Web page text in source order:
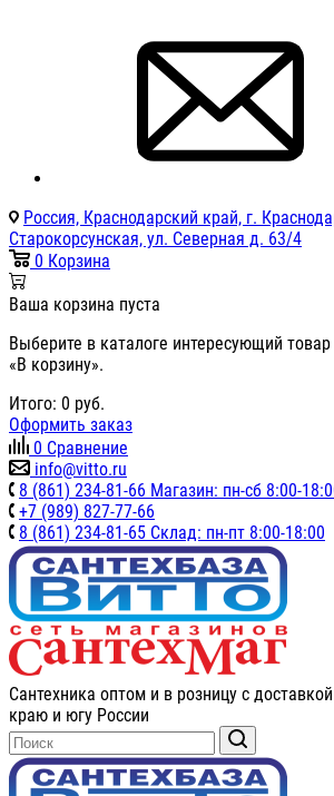
Россия, Краснодарский край, г.
Старокорсунская, ул. Северная д. 63/4
0 Корзина
Ваша корзина пуста
Выберите в каталоге интересующий
«В корзину».
Итого: 0 руб.
Оформить заказ
0 Сравнение
info@vitto.ru
8 (861) 234-81-66 Магазин: пн-сб 8:00-
+7 (989) 827-77-66
8 (861) 234-81-65 Склад: пн-пт 8:00-18:00
Сантехника оптом и в розницу с
краю и югу России